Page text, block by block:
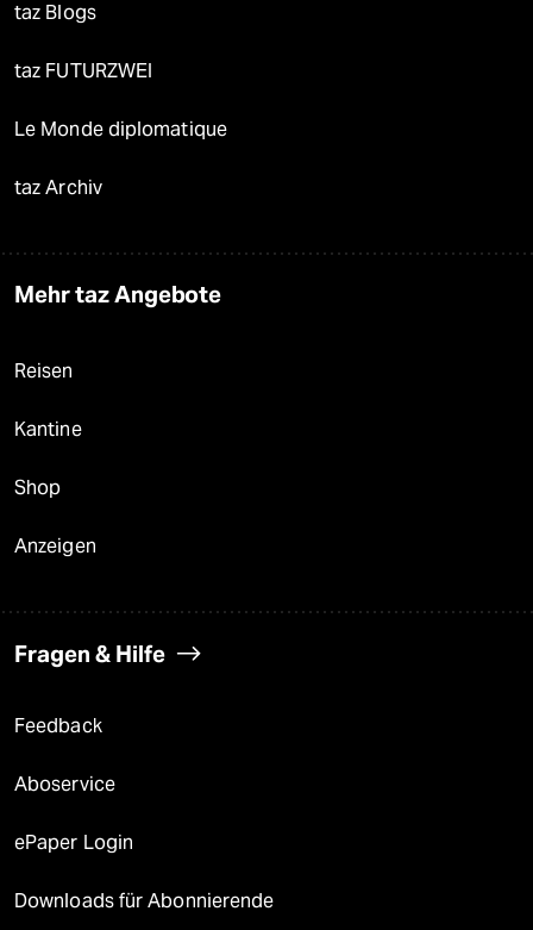
taz Blogs
taz FUTURZWEI
Le Monde diplomatique
taz Archiv
Mehr taz Angebote
Reisen
Kantine
Shop
Anzeigen
Fragen & Hilfe
Feedback
Aboservice
ePaper Login
Downloads für Abonnierende